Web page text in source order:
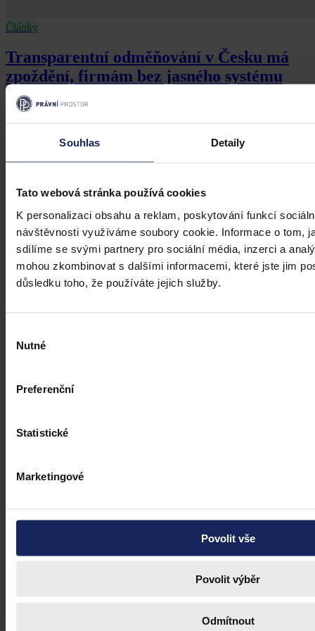
Souhlas Detaily
Tato webová stránka používá cookies
K personalizaci obsahu a reklam, poskytování funkcí
návštěvnosti využíváme soubory cookie. Informace o tom,
sdílíme se svými partnery pro sociální média, inzerci a
mohou zkombinovat s dalšími informacemi, které jste jim
důsledku toho, že používáte jejich služby.
souhlasu
Nutné
Preferenční
Statistické
Marketingové
Povolit vše
Povolit výběr
Odmítnout
Články
Transparentní odměňování v Česku má
zpoždění, firmám bez jasného systému
přesto hrozí pokuty i doplacení mezd
žen a mužů v EU – gender pay gap dosahuje okolo 18 %. Evropská
pravidla pro transparentní odměňování, jejichž cílem je narovnat
informační asymetrii na pracovním trhu a dlouhodobě tak přispět i
republice zpoždění.
Ivona Tajšlová • 4. srpna 2026, 07:18
Kdy je možné sáhnout po jinak
Tento článek shrnuje nedávný rozsudek Evropského soudu pro
zejména pokud se jedná o působení na sociálních sítích,